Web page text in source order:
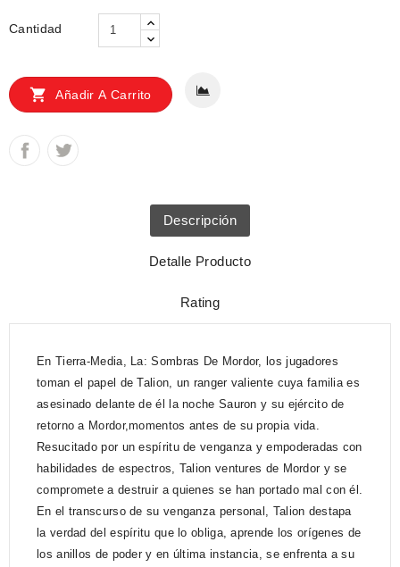
Cantidad
 Añadir A Carrito
Descripción
Detalle Producto
Rating
En Tierra-Media, La: Sombras De Mordor, los jugadores
toman el papel de Talion, un ranger valiente cuya familia es
asesinado delante de él la noche Sauron y su ejército de
retorno a Mordor,momentos antes de su propia vida.
Resucitado por un espíritu de venganza y empoderadas con
habilidades de espectros, Talion ventures de Mordor y se
compromete a destruir a quienes se han portado mal con él.
En el transcurso de su venganza personal, Talion destapa
la verdad del espíritu que lo obliga, aprende los orígenes de
los anillos de poder y en última instancia, se enfrenta a su